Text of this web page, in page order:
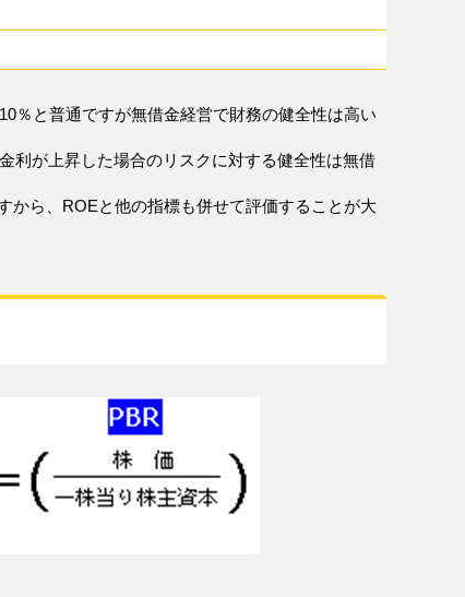
％と普通ですが無借金経営で財務の健全性は高い
利が上昇した場合のリスクに対する健全性は無借
から、ROEと他の指標も併せて評価することが大